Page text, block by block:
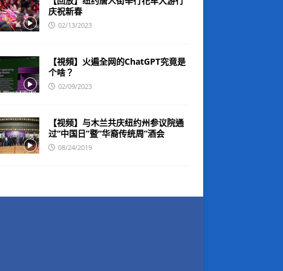
庆祝新春
02/13/2023
【視頻】火遍全网的ChatGPT究竟是
个啥？
02/09/2023
【视频】与木兰共庆纽约州参议院通
过“中国日”暨“华裔传统周”酒会
08/24/2019